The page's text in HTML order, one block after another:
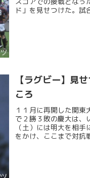
ド」を見せつけた。試
【ラグビー】見
ころ
１１月に再開した関東
で２勝３敗の慶大は、
（土）には明大を相
をかけ、ここまで対抗